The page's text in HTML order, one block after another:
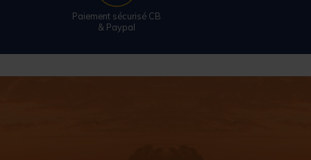
Paiement sécurisé CB
& Paypal